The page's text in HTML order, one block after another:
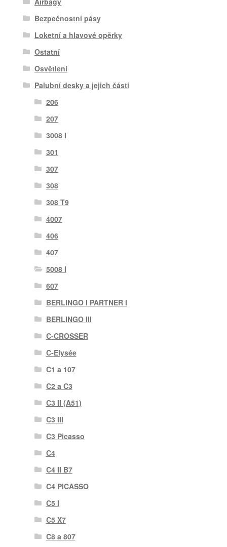
Bezpečnostní pásy
Loketní a hlavové opěrky
Ostatní
Osvětlení
Palubní desky a jejich části
206
207
3008 I
301
307
308
308 T9
4007
406
407
5008 I
607
BERLINGO I PARTNER I
BERLINGO III
C-CROSSER
C-Elysée
C1 a 107
C2 a C3
C3 II (A51)
C3 III
C3 Picasso
C4
C4 II B7
C4 PICASSO
C5 I
C5 X7
C8 a 807